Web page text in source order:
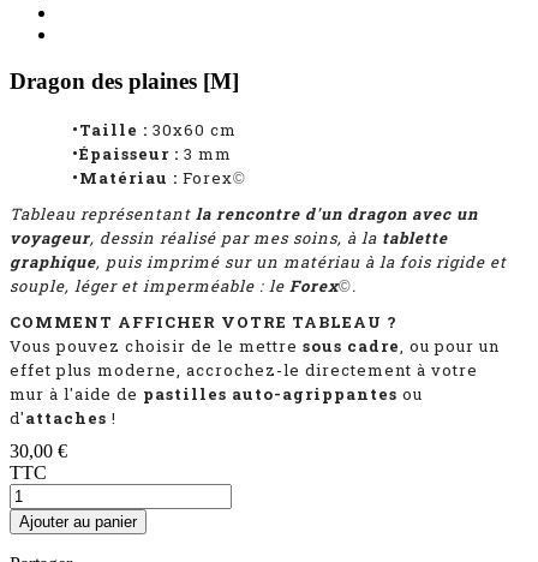
Dragon des plaines [M]
•Taille : 30x60 cm
•Épaisseur : 3 mm
•Matériau : Forex©
Tableau représentant la rencontre d'un dragon avec un
voyageur, dessin réalisé par mes soins, à la tablette
graphique, puis imprimé sur un matériau à la fois rigide et
souple, léger et imperméable : le Forex©.
COMMENT AFFICHER VOTRE TABLEAU ?
Vous pouvez choisir de le mettre sous cadre, ou pour un
effet plus moderne, accrochez-le directement à votre
mur à l'aide de pastilles auto-agrippantes ou
d'attaches !
30,00 €
TTC
Ajouter au panier